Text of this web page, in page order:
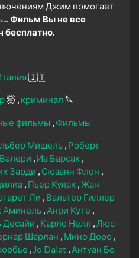
Джим помогает
Фильм Вы не все
бесплатно.
🇮🇹
🤯 криминал 🔪
фильмы Фильмы
Мишель Роберт
Ив Барсак
Зарди
Сюзанн Флон
Пьер Кулак Жан
Ли
Вальтер Гиллер
Анри Куте
Десайи Карло Нелл
Люс
Шарлан
Мино Доро
Jo Dalat Антуан Бо